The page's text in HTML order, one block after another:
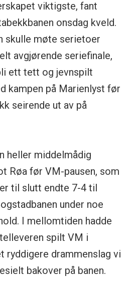
viktigste, fant
onsdag kveld.
skulle møte serietoer
avgjørende seriefinale,
ett tett og jevnspilt
kampen på Marienlyst før
seirende ut av på
heller middelmådig
Røa før VM-pausen, som
til slutt endte 7-4 til
under noe
I mellomtiden hadde
spilt VM i
ryddigere drammenslag vi
bakover på banen.